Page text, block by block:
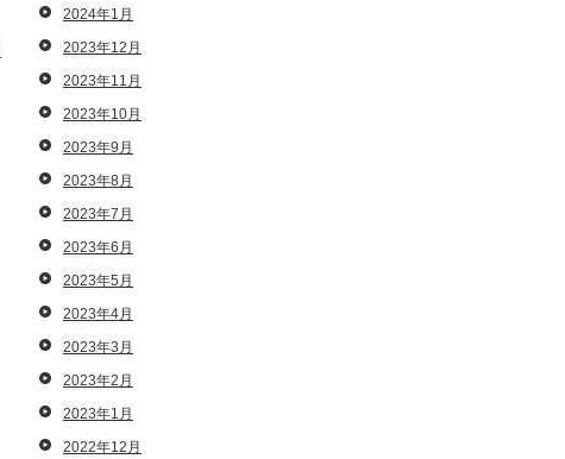
2024年1月
2023年12月
2023年11月
2023年10月
2023年9月
2023年8月
2023年7月
2023年6月
2023年5月
2023年4月
2023年3月
2023年2月
2023年1月
2022年12月